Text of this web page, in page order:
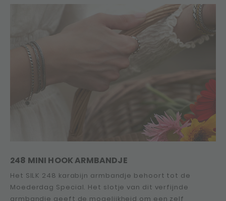
GEGRAVEERDE MAMA-HANGER
Wat deze zilveren hangers zo bijzonder maakt, is dat
ze niet alleen modieuze accessoires zijn, maar ook
sieraden waarmee jouw moeder een kostbare